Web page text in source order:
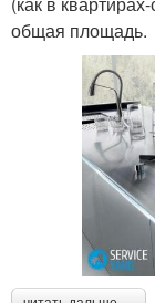
общая площадь.